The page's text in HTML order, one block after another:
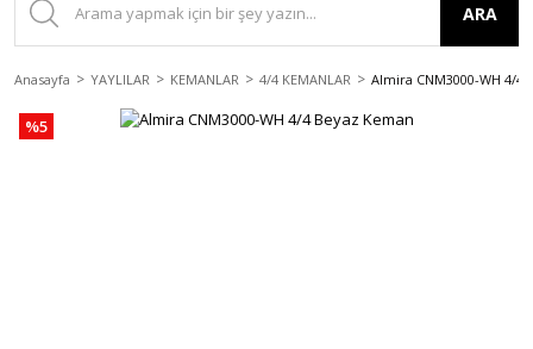
ARA
Anasayfa YAYLILAR KEMANLAR 4/4 KEMANLAR Almira CNM3000-WH 4/4
%5